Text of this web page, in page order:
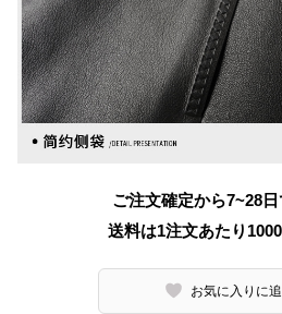
ご注文確定から7~28
送料は1注文あたり 1000
お気に入りに